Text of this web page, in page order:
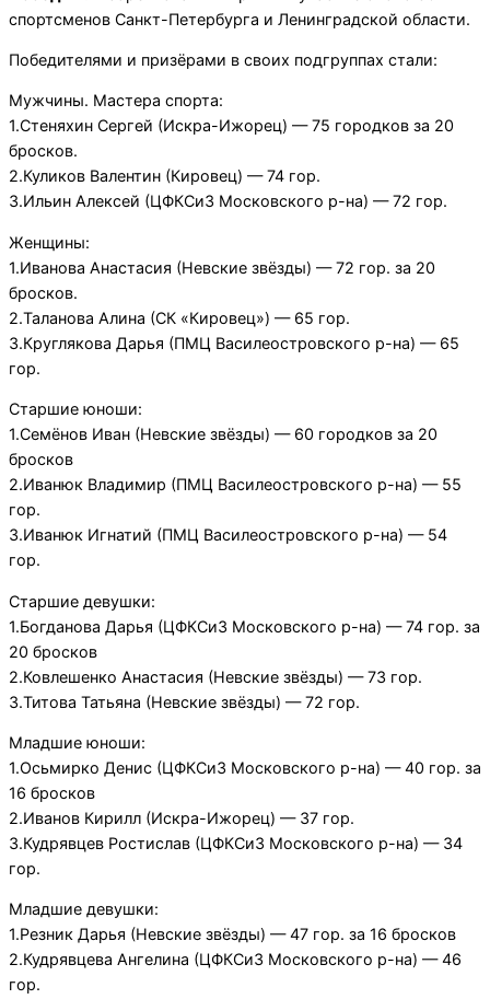
спортсменов Санкт-Петербурга и Ленинградской области.
Победителями и призёрами в своих подгруппах стали:
Мужчины. Мастера спорта:
1.Стеняхин Сергей (Искра-Ижорец) — 75 городков за 20
бросков.
2.Куликов Валентин (Кировец) — 74 гор.
3.Ильин Алексей (ЦФКСиЗ Московского р-на) — 72 гор.
Женщины:
1.Иванова Анастасия (Невские звёзды) — 72 гор. за 20
бросков.
2.Таланова Алина (СК «Кировец») — 65 гор.
3.Круглякова Дарья (ПМЦ Василеостровского р-на) — 65
гор.
Старшие юноши:
1.Семёнов Иван (Невские звёзды) — 60 городков за 20
бросков
2.Иванюк Владимир (ПМЦ Василеостровского р-на) — 55
гор.
3.Иванюк Игнатий (ПМЦ Василеостровского р-на) — 54
гор.
Старшие девушки:
1.Богданова Дарья (ЦФКСиЗ Московского р-на) — 74 гор. за
20 бросков
2.Ковлешенко Анастасия (Невские звёзды) — 73 гор.
3.Титова Татьяна (Невские звёзды) — 72 гор.
Младшие юноши:
1.Осьмирко Денис (ЦФКСиЗ Московского р-на) — 40 гор. за
16 бросков
2.Иванов Кирилл (Искра-Ижорец) — 37 гор.
3.Кудрявцев Ростислав (ЦФКСиЗ Московского р-на) — 34
гор.
Младшие девушки:
1.Резник Дарья (Невские звёзды) — 47 гор. за 16 бросков
2.Кудрявцева Ангелина (ЦФКСиЗ Московского р-на) — 46
гор.